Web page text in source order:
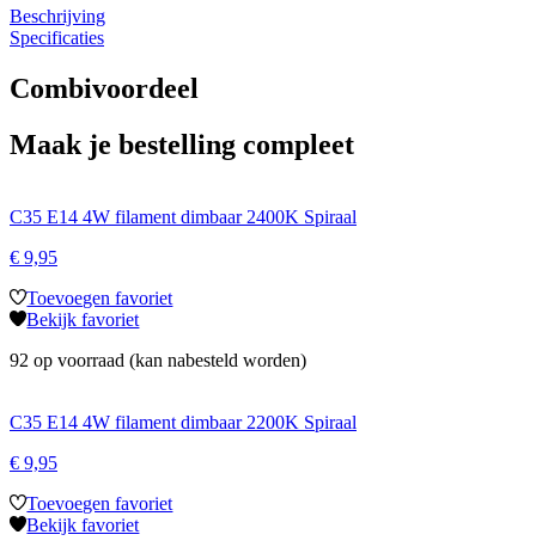
Beschrijving
Specificaties
Combivoordeel
Maak je bestelling compleet
C35 E14 4W filament dimbaar 2400K Spiraal
€ 9,95
Toevoegen favoriet
Bekijk favoriet
92 op voorraad (kan nabesteld worden)
C35 E14 4W filament dimbaar 2200K Spiraal
€ 9,95
Toevoegen favoriet
Bekijk favoriet